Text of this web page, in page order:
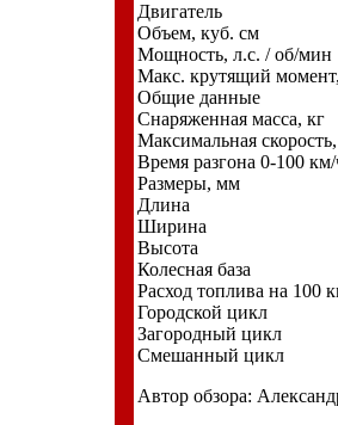
Двигатель
Объем, куб. см
Мощность, л.с. / об/мин
Макс. крутящий
Общие данные
Снаряженная масса, кг
Максимальная
Время разгона 0-100
Размеры, мм
Длина
Ширина
Высота
Колесная база
Расход топлива на 100
Городской цикл
Загородный цикл
Смешанный цикл
Автор обзора: